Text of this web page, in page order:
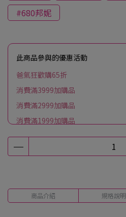
#680邦妮
此商品參與的優惠活動
爸氣狂歡購65折
消費滿3999加購品
消費滿2999加購品
消費滿1999加購品
商品介紹 規格說明